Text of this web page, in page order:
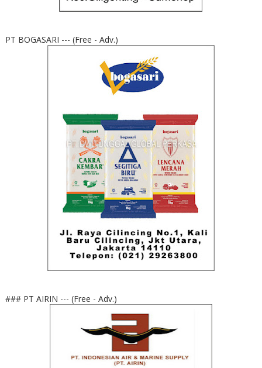
PT BOGASARI --- (Free - Adv.)
### PT AIRIN --- (Free - Adv.)